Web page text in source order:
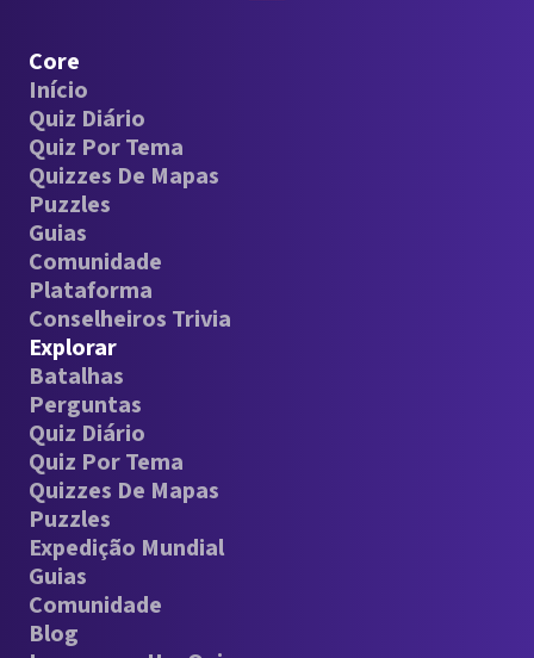
Core
Início
Quiz Diário
Quiz Por Tema
Quizzes De Mapas
Puzzles
Guias
Comunidade
Plataforma
Conselheiros Trivia
Explorar
Batalhas
Perguntas
Quiz Diário
Quiz Por Tema
Quizzes De Mapas
Puzzles
Expedição Mundial
Guias
Comunidade
Blog